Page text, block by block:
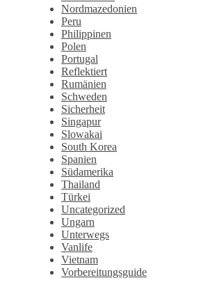
Nordmazedonien
Peru
Philippinen
Polen
Portugal
Reflektiert
Rumänien
Schweden
Sicherheit
Singapur
Slowakai
South Korea
Spanien
Südamerika
Thailand
Türkei
Uncategorized
Ungarn
Unterwegs
Vanlife
Vietnam
Vorbereitungsguide